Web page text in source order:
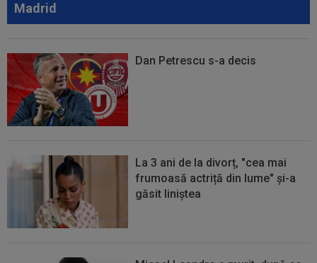
Madrid
Dan Petrescu s-a decis
La 3 ani de la divorț, "cea mai
frumoasă actriță din lume" și-a
găsit liniștea